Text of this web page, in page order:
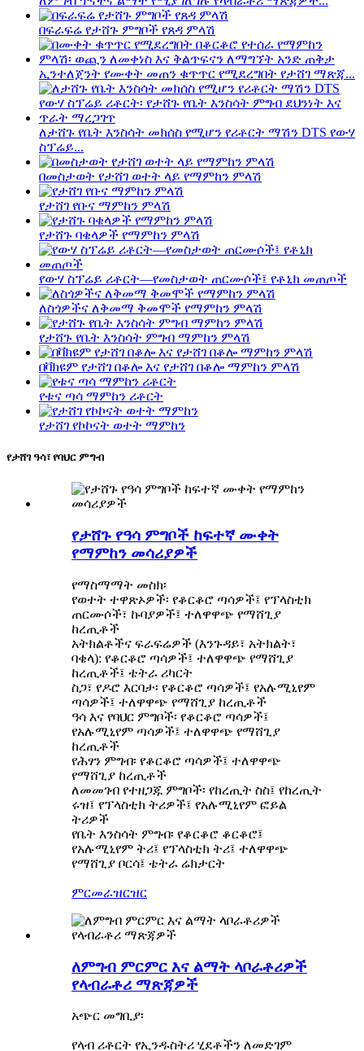
በፍራፍሬ የታሸጉ ምግቦች የጸዳ ምላሽ
ኢንተለጀንት የሙቀት መጠን ቁጥጥር የሚደረግበት የታሸገ ማጽጃ...
ለታሸጉ የቤት እንስሳት መክሰስ የሚሆን የሪቶርት ማሽን DTS የውሃ
ስፕሬይ...
በመስታወት የታሸገ ወተት ላይ የማምከን ምላሽ
የታሸገ የቡና ማምከን ምላሽ
የታሸጉ ባቄላዎች የማምከን ምላሽ
የውሃ ስፕሬይ ሪቶርት—የመስታወት ጠርሙሶች፤ የቶኒክ መጠጦች
ለስጎዎችና ለቅመማ ቅመሞች የማምከን ምላሽ
የታሸጉ የቤት እንስሳት ምግብ ማምከን ምላሽ
በቫክዩም የታሸገ በቆሎ እና የታሸገ በቆሎ ማምከን ምላሽ
የቱና ጣሳ ማምከን ሪቶርት
የታሸገ የኮኮናት ወተት ማምከን
የታሸገ ዓሳ፣ የባህር ምግብ
የታሸጉ የዓሳ ምግቦች ከፍተኛ ሙቀት
የማምከን መሳሪያዎች
የማስማማት መስክ፡
የወተት ተዋጽኦዎች፡ የቆርቆሮ ጣሳዎች፤ የፕላስቲክ
ጠርሙሶች፣ ኩባያዎች፤ ተለዋዋጭ የማሸጊያ
ከረጢቶች
አትክልቶችና ፍራፍሬዎች (እንጉዳይ፣ አትክልት፣
ባቄላ): የቆርቆሮ ጣሳዎች፤ ተለዋዋጭ የማሸጊያ
ከረጢቶች፤ ቴትራ ሪካርት
ስጋ፣ የዶሮ እርባታ፡ የቆርቆሮ ጣሳዎች፤ የአሉሚኒየም
ጣሳዎች፤ ተለዋዋጭ የማሸጊያ ከረጢቶች
ዓሳ እና የባህር ምግቦች፡ የቆርቆሮ ጣሳዎች፤
የአሉሚኒየም ጣሳዎች፤ ተለዋዋጭ የማሸጊያ
ከረጢቶች
የሕፃን ምግብ፡ የቆርቆሮ ጣሳዎች፤ ተለዋዋጭ
የማሸጊያ ከረጢቶች
ለመመገብ የተዘጋጁ ምግቦች፡ የከረጢት ስስ፤ የከረጢት
ሩዝ፤ የፕላስቲክ ትሪዎች፤ የአሉሚኒየም ፎይል
ትሪዎች
የቤት እንስሳት ምግብ፡ የቆርቆሮ ቆርቆሮ፤
የአሉሚኒየም ትሪ፤ የፕላስቲክ ትሪ፤ ተለዋዋጭ
የማሸጊያ ቦርሳ፤ ቴትራ ሬክታርት
ምርመራዝርዝር
ለምግብ ምርምር እና ልማት ላቦራቶሪዎች
የላብራቶሪ ማጽጃዎች
አጭር መግቢያ፡
የላብ ሪቶርት የኢንዱስትሪ ሂደቶችን ለመድገም